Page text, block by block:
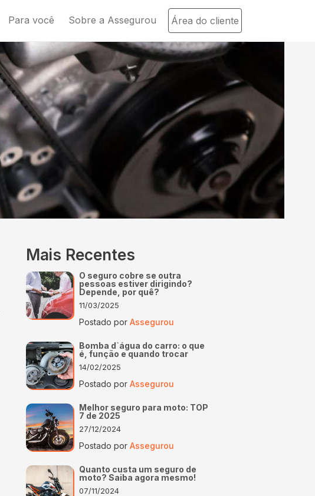
Para você Sobre a Assegurou Área do cliente
Mais Recentes
O seguro cobre se outra
pessoas estiver dirigindo?
Depende, por quê?
11/03/2025
Postado porAssegurou
Bomba d`água do carro: o que
é, função e quando trocar
14/02/2025
Postado porAssegurou
Melhor seguro para moto: TOP
7 de 2025
27/12/2024
Postado porAssegurou
Quanto custa um seguro de
moto? Saiba agora mesmo!
07/11/2024